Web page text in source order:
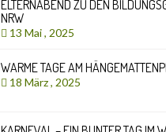
ELTERNABEND ZU DEN
NRW
13 Mai , 2025
WARME TAGE AM
18 März , 2025